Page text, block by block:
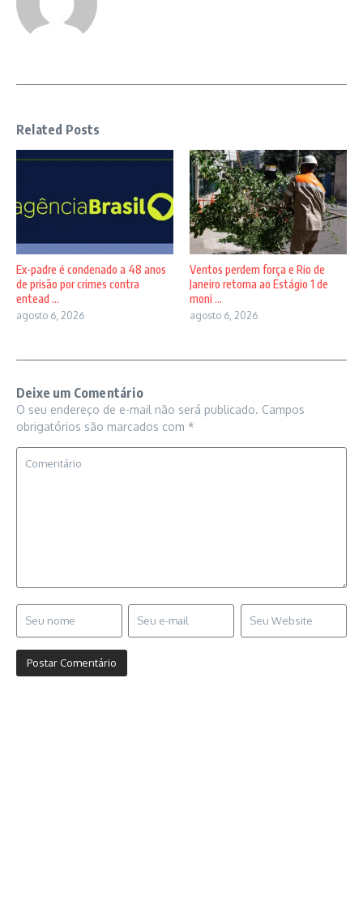
Related Posts
Ex-padre é condenado a 48 anos
de prisão por crimes contra
entead ...
agosto 6, 2026
Ventos perdem força e Rio de
Janeiro retorna ao Estágio 1 de
moni ...
agosto 6, 2026
Deixe um Comentário
O seu endereço de e-mail não será publicado. Campos
obrigatórios são marcados com *